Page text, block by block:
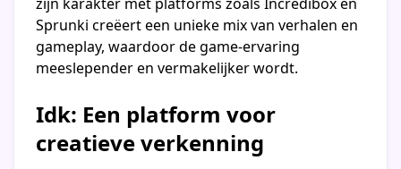
Sprunki creëert een unieke mix van verhalen en
gameplay, waardoor de game-ervaring
meeslepender en vermakelijker wordt.
Idk: Een platform voor
creatieve verkenning